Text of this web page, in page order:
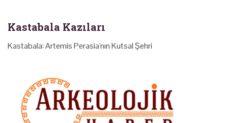
Kastabala Kazıları
Kastabala: Artemis Perasia'nın Kutsal Şehri